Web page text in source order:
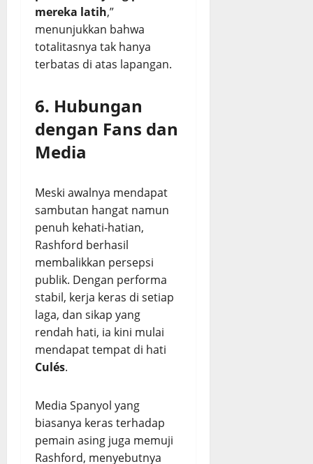
mereka latih,”
menunjukkan bahwa
totalitasnya tak hanya
terbatas di atas lapangan.
6. Hubungan
dengan Fans dan
Media
Meski awalnya mendapat
sambutan hangat namun
penuh kehati-hatian,
Rashford berhasil
membalikkan persepsi
publik. Dengan performa
stabil, kerja keras di setiap
laga, dan sikap yang
rendah hati, ia kini mulai
mendapat tempat di hati
Culés.
Media Spanyol yang
biasanya keras terhadap
pemain asing juga memuji
Rashford, menyebutnya